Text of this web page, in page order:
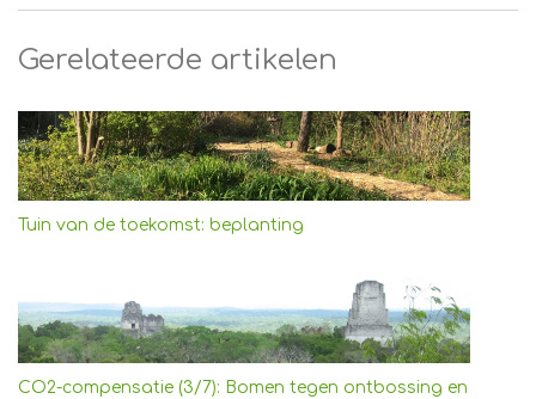
Gerelateerde artikelen
Tuin van de toekomst: beplanting
CO2-compensatie (3/7): Bomen tegen ontbossing en